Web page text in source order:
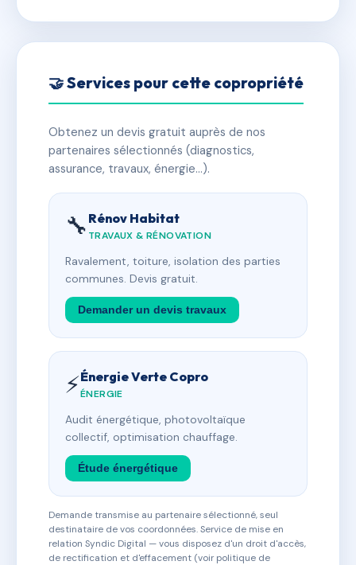
🤝 Services pour cette copropriété
Obtenez un devis gratuit auprès de nos
partenaires sélectionnés (diagnostics,
assurance, travaux, énergie…).
🔧 Rénov Habitat
TRAVAUX & RÉNOVATION
Ravalement, toiture, isolation des parties
communes. Devis gratuit.
Demander un devis travaux
⚡Énergie Verte Copro
ÉNERGIE
Audit énergétique, photovoltaïque
collectif, optimisation chauffage.
Étude énergétique
Demande transmise au partenaire sélectionné, seul
destinataire de vos coordonnées. Service de mise en
relation Syndic Digital — vous disposez d'un droit d'accès,
de rectification et d'effacement (voir politique de